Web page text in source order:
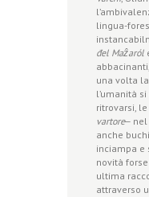
lingua-
đel Maẑaról
una volta
l’umanità
ritrovarsi,
vartore‒ nel
anche
inciampa e
novità
ultima
attraverso